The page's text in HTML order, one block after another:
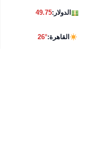
الدولار:49.75
القاهرة:26°